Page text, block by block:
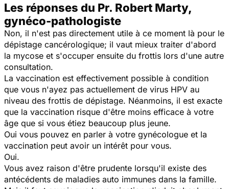
Les réponses du Pr. Robert Marty,
gynéco-pathologiste
Non, il n'est pas directement utile à ce moment là pour le
dépistage cancérologique; il vaut mieux traiter d'abord
la mycose et s'occuper ensuite du frottis lors d'une autre
consultation.
La vaccination est effectivement possible à condition
que vous n'ayez pas actuellement de virus HPV au
niveau des frottis de dépistage. Néanmoins, il est exacte
que la vaccination risque d'être moins efficace à votre
âge que si vous étiez beaucoup plus jeune.
Oui vous pouvez en parler à votre gynécologue et la
vaccination peut avoir un intérêt pour vous.
Oui.
Vous avez raison d'être prudente lorsqu'il existe des
antécédents de maladies auto immunes dans la famille.